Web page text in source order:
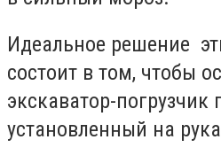
Идеальное решение
состоит в том, чтобы
экскаватор-погрузчик
установленный на